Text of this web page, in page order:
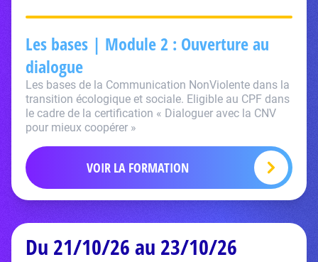
Les bases | Module 2 : Ouverture au
dialogue
Les bases de la Communication NonViolente dans la
transition écologique et sociale. Eligible au CPF dans
le cadre de la certification « Dialoguer avec la CNV
pour mieux coopérer »
VOIR LA FORMATION
Du 21/10/26 au 23/10/26